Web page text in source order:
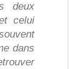
deux
celui
dans